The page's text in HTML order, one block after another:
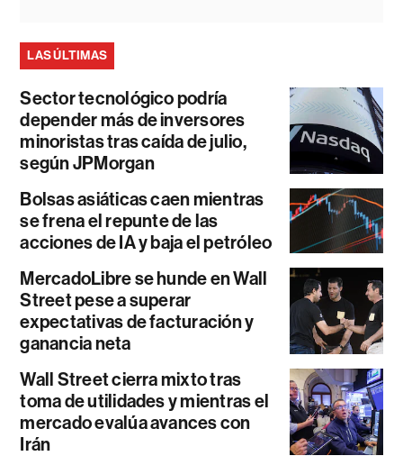
LAS ÚLTIMAS
Sector tecnológico podría
depender más de inversores
minoristas tras caída de julio,
según JPMorgan
Bolsas asiáticas caen mientras
se frena el repunte de las
acciones de IA y baja el petróleo
MercadoLibre se hunde en Wall
Street pese a superar
expectativas de facturación y
ganancia neta
Wall Street cierra mixto tras
toma de utilidades y mientras el
mercado evalúa avances con
Irán